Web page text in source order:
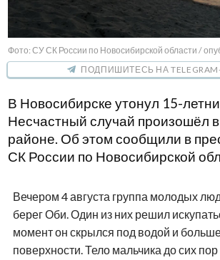
Фото: СУ СК России по Новосибирской области /
ПОДПИШИТЕСЬ НА
В Новосибирске утонул 15-
Несчастный случай произошёл
районе. Об этом сообщили в
СК России по Новосибирской
Вечером 4 августа группа молодых
берег Оби. Один из них решил
момент он скрылся под водой и
поверхности. Тело мальчика до сих